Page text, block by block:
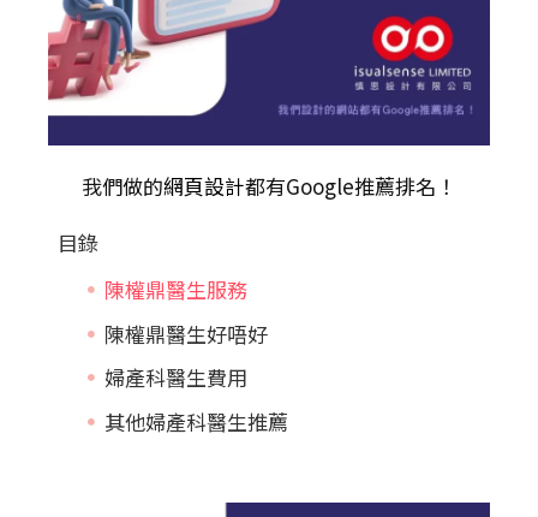
我們做的網頁設計都有Google推薦排名！
目錄
陳權鼎醫生服務
陳權鼎醫生好唔好
婦產科醫生費用
其他婦產科醫生推薦